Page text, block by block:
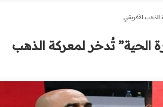
الذهب الأفريقي
الحية” تُدخر لمعركة الذهب